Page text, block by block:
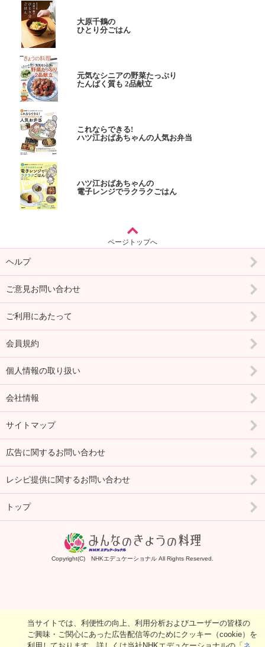
大原千鶴の
ひとり分ごはん
元気なシニアの野菜たっぷり
たんぱく質も 2品献立
これならできる!
ハツ江おばあちゃんの人気お弁当
ハツ江おばあちゃんの
電子レンジでラクラクごはん
ページトップへ
ヘルプ
ご意見お問い合わせ
ご利用にあたって
会員規約
個人情報の取り扱い
会社情報
サイトマップ
広告に関するお問い合わせ
レシピ提供に関するお問い合わせ
トップ
Copyright(C) NHKエデュケーショナル All Rights Reserved.
当サイトでは、利便性の向上、利用分析およびユーザーの皆様の
ご興味・ご関心にあった広告配信等のためにクッキー（cookie）を